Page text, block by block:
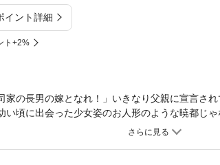
イント詳細
ト+2%
家の長男の嫁となれ！」いきなり父親に宣言さ
い頃に出会った少女姿のお人形のような暁都じ
ってくる暁都を交わしつつ、おれ達は信頼を育